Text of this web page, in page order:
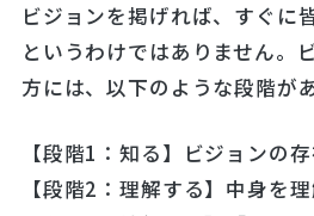
ビジョンを掲げれば、すぐに
というわけではありません。
方には、以下のような段階があ
【段階1：知る】ビジョンの
【段階2：理解する】中身を